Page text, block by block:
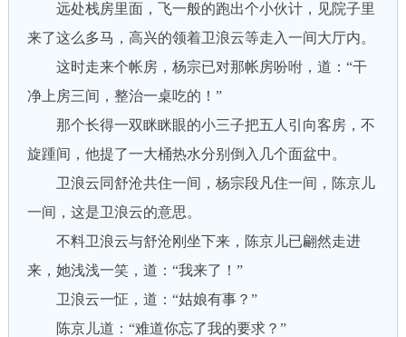
远处栈房里面，飞一般的跑出个小伙计，见院子里
来了这么多马，高兴的领着卫浪云等走入一间大厅内。
这时走来个帐房，杨宗已对那帐房吩咐，道：“干
净上房三间，整治一桌吃的！”
那个长得一双眯眯眼的小三子把五人引向客房，不
旋踵间，他提了一大桶热水分别倒入几个面盆中。
卫浪云同舒沧共住一间，杨宗段凡住一间，陈京儿
一间，这是卫浪云的意思。
不料卫浪云与舒沧刚坐下来，陈京儿已翩然走进
来，她浅浅一笑，道：“我来了！”
卫浪云一怔，道：“姑娘有事？”
陈京儿道：“难道你忘了我的要求？”